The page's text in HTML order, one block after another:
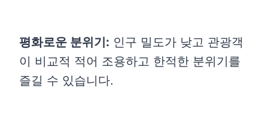
평화로운 분위기: 인구 밀도가 낮고 관광객
이 비교적 적어 조용하고 한적한 분위기를
즐길 수 있습니다.